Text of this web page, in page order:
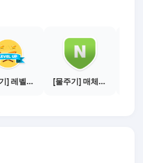
[물주기] 레벨업하기 - 실버 [물주기] 매체별 포스팅하기 - 네이버 블로그 1건